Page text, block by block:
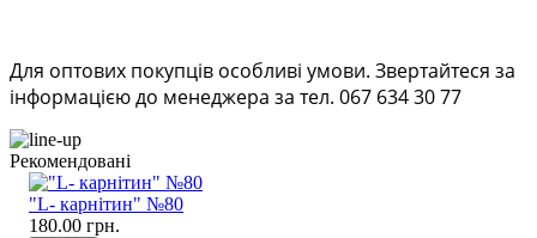
Для оптових покупців особливі умови. Звертайтеся за
інформацією до менеджера за тел. 067 634 30 77
Рекомендовані
"L- карнітин" №80
180.00 грн.